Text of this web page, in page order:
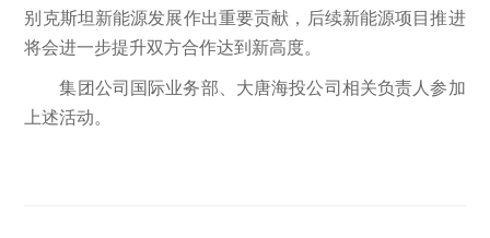
别克斯坦新能源发展作出重要贡献，后续新能源项目推进
将会进一步提升双方合作达到新高度。
集团公司国际业务部、大唐海投公司相关负责人参加
上述活动。